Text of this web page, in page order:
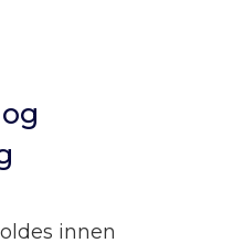
innen